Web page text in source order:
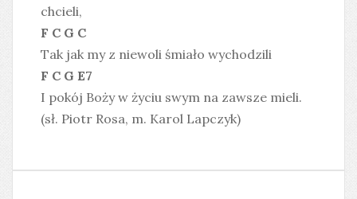
chcieli,
F C G C
Tak jak my z niewoli śmiało wychodzili
F C G E7
I pokój Boży w życiu swym na zawsze mieli.
(sł. Piotr Rosa, m. Karol Lapczyk)